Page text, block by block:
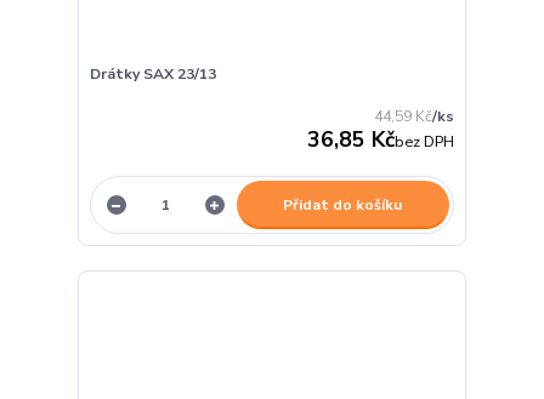
Drátky SAX 23/13
44,59 Kč/ks
36,85 Kčbez DPH
Přidat do košíku